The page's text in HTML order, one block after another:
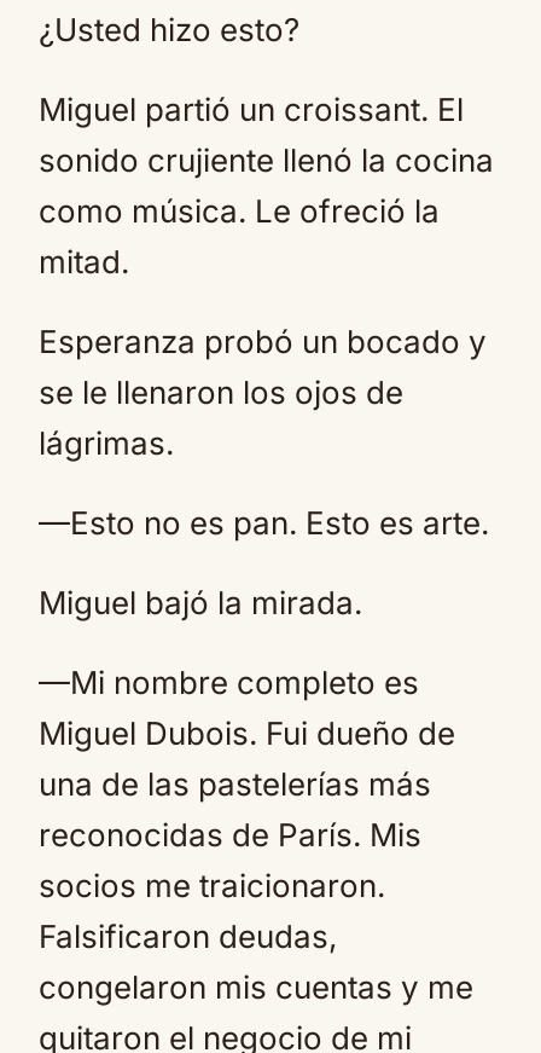
¿Usted hizo esto?
Miguel partió un croissant. El
sonido crujiente llenó la cocina
como música. Le ofreció la
mitad.
Esperanza probó un bocado y
se le llenaron los ojos de
lágrimas.
—Esto no es pan. Esto es arte.
Miguel bajó la mirada.
—Mi nombre completo es
Miguel Dubois. Fui dueño de
una de las pastelerías más
reconocidas de París. Mis
socios me traicionaron.
Falsificaron deudas,
congelaron mis cuentas y me
quitaron el negocio de mi